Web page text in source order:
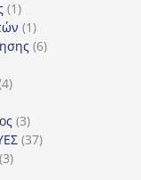
προϊόντα
11
προϊόν
11
προϊόν
66
44
33
προϊόντα
3737
33